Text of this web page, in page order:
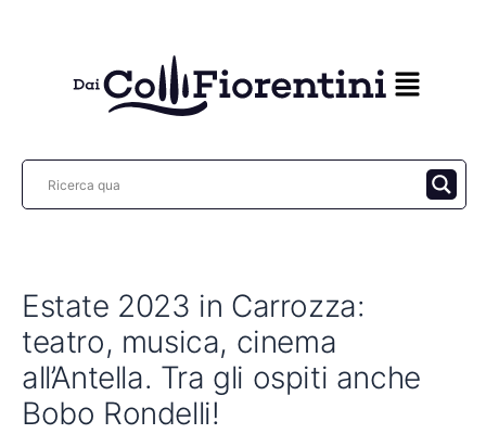
Estate 2023 in Carrozza:
teatro, musica, cinema
all’Antella. Tra gli ospiti anche
Bobo Rondelli!